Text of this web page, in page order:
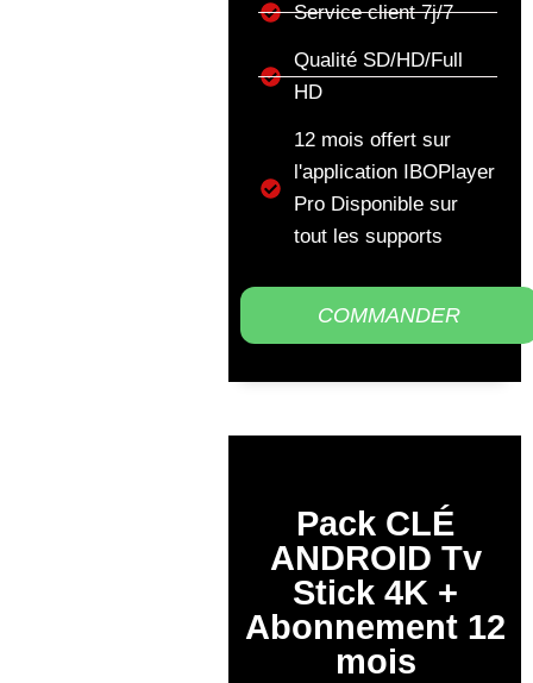
Service client 7j/7
Qualité SD/HD/Full
HD
12 mois offert sur
l'application IBOPlayer
Pro Disponible sur
tout les supports
COMMANDER
Pack CLÉ
ANDROID Tv
Stick 4K +
Abonnement 12
mois